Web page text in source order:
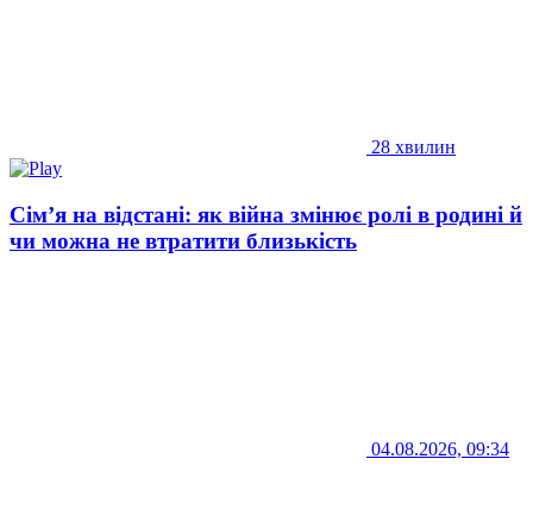
28 хвилин
Сім’я на відстані: як війна змінює ролі в родині й
чи можна не втратити близькість
04.08.2026, 09:34